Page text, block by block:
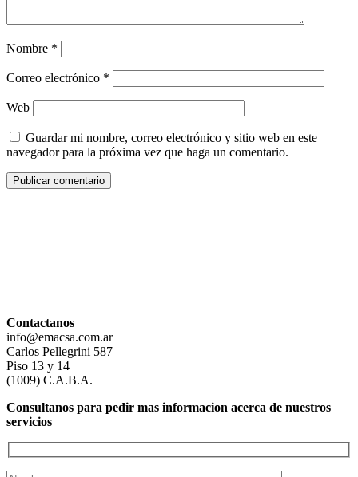
Nombre *
Correo electrónico *
Web
Guardar mi nombre, correo electrónico y sitio web en este
navegador para la próxima vez que haga un comentario.
Contactanos
info@emacsa.com.ar
Carlos Pellegrini 587
Piso 13 y 14
(1009) C.A.B.A.
Consultanos para pedir mas informacion acerca de nuestros
servicios